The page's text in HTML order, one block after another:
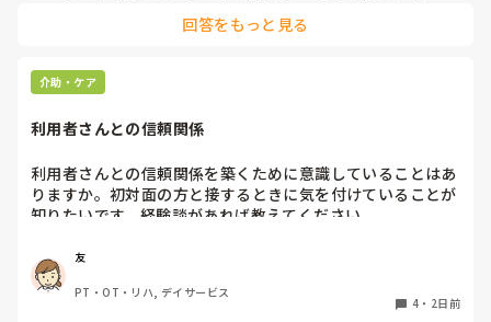
回答をもっと見る
介助・ケア
利用者さんとの信頼関係
利用者さんとの信頼関係を築くために意識していることはあ
りますか。初対面の方と接するときに気を付けていることが
知りたいです。経験談があれば教えてください。
友
PT・OT・リハ, デイサービス
4 ・ 2日前